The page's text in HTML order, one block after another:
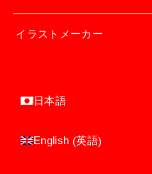
イラストメーカー
日本語
English (英語)